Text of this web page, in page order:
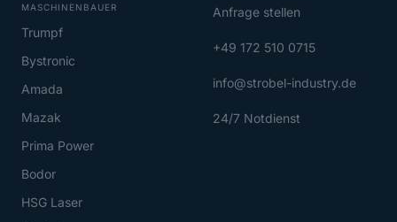
MASCHINENBAUER
Trumpf
Bystronic
Amada
Mazak
Prima Power
Bodor
HSG Laser
Anfrage stellen
+49 172 510 0715
info@strobel-industry.de
24/7 Notdienst